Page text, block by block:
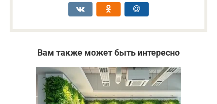
Вам также может быть интересно